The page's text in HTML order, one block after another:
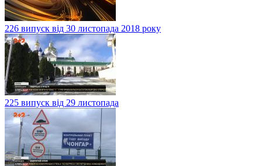
226 випуск від 30 листопада 2018 року
225 випуск від 29 листопада